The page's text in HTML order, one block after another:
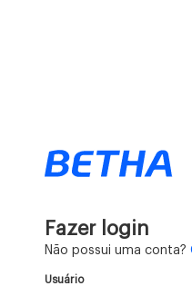
Fazer login
Não possui uma conta?
Usuário